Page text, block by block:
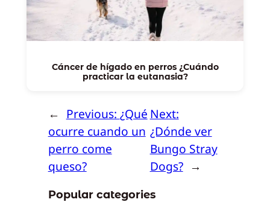
Cáncer de hígado en perros ¿Cuándo
practicar la eutanasia?
← Previous: ¿Qué
ocurre cuando un
perro come
queso?
Next:
¿Dónde ver
Bungo Stray
Dogs? →
Popular categories